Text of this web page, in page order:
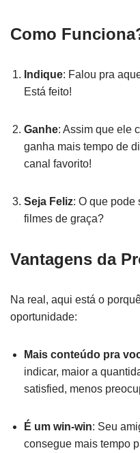
Como
Indique: Falou pra
Está feito!
Ganhe: Assim que ele
ganha mais tempo de
canal favorito!
Seja Feliz: O que pode
filmes de graça?
Vantagens da
Na real, aqui está o
oportunidade:
Mais conteúdo pra
indicar, maior a
satisfied, menos
É um win-win: Seu
consegue mais tempo